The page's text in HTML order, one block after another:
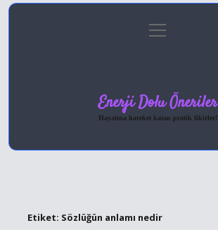
Gizlilik Politikası
menüyü
aç
Enerji Dolu Öneriler
Hayatına hareket katan pratik fikirler!
Etiket: Sözlüğün anlamı nedir